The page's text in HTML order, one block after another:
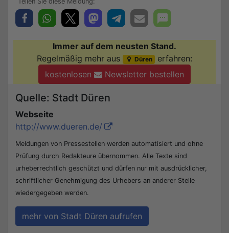
Immer auf dem neusten Stand.
Regelmäßig mehr aus
Düren
erfahren:
kostenlosen
Newsletter bestellen
Quelle: Stadt Düren
Webseite
http://www.dueren.de/
Meldungen von Pressestellen werden automatisiert und ohne
Prüfung durch Redakteure übernommen. Alle Texte sind
urheberrechtlich geschützt und dürfen nur mit ausdrücklicher,
schriftlicher Genehmigung des Urhebers an anderer Stelle
wiedergegeben werden.
mehr von Stadt Düren aufrufen